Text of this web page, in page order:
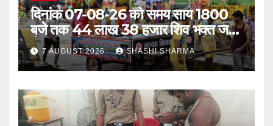
दिनांक 07-08-26 को समय साय 1800
बजे तक 44 लाख 38 हजार शिव भक्त जल
लेकर अपने गंतव्य को प्रस्थान कर चुके
7 AUGUST 2026 SHASHI SHARMA